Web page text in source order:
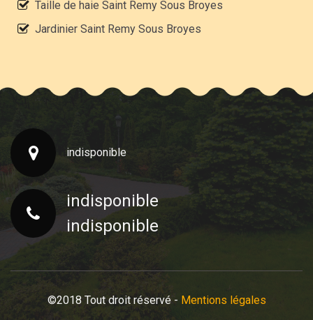
Taille de haie Saint Remy Sous Broyes
Jardinier Saint Remy Sous Broyes
indisponible
indisponible
indisponible
©2018 Tout droit réservé - Mentions légales